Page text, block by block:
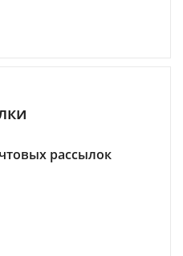
рассылок